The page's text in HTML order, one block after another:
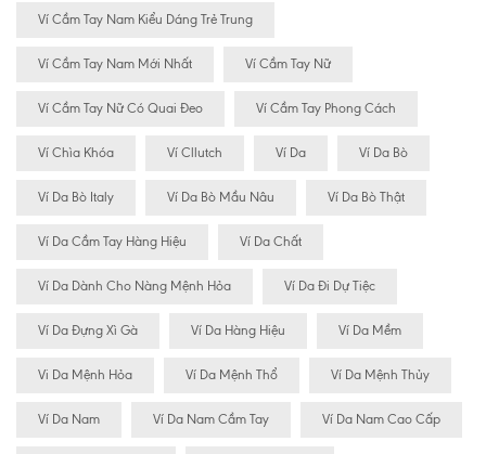
Ví Cầm Tay Nam Kiểu Dáng Trẻ Trung
Ví Cầm Tay Nam Mới Nhất Ví Cầm Tay Nữ
Ví Cầm Tay Nữ Có Quai Đeo Ví Cầm Tay Phong Cách
Ví Chìa Khóa Ví Cllutch Ví Da Ví Da Bò
Ví Da Bò Italy Ví Da Bò Mầu Nâu Ví Da Bò Thật
Ví Da Cầm Tay Hàng Hiệu Ví Da Chất
Ví Da Dành Cho Nàng Mệnh Hỏa Ví Da Đi Dự Tiệc
Ví Da Đựng Xì Gà Ví Da Hàng Hiệu Ví Da Mềm
Vi Da Mệnh Hỏa Ví Da Mệnh Thổ Ví Da Mệnh Thủy
Ví Da Nam Ví Da Nam Cầm Tay Ví Da Nam Cao Cấp